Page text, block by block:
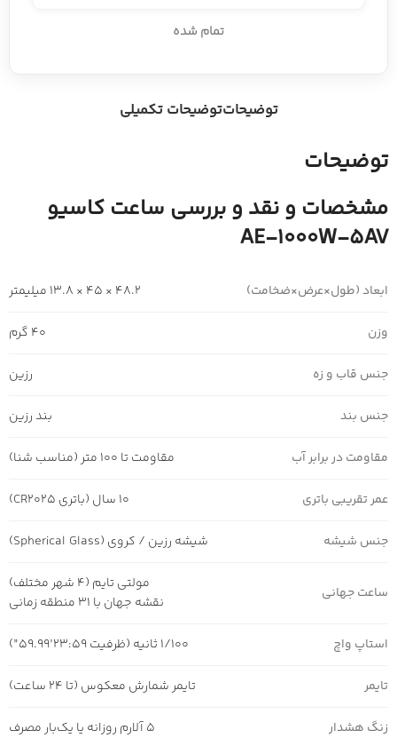
تمام شده
توضیحاتتوضیحات تکمیلی
توضیحات
مشخصات و نقد و بررسی ساعت کاسیو
AE-1000W-5AV
ابعاد (طول×عرض×ضخامت) 48.2 × 45 × 13.8 میلیمتر
وزن 40 گرم
جنس قاب و زه رزین
جنس بند بند رزین
مقاومت در برابر آب مقاومت تا 100 متر (مناسب شنا)
عمر تقریبی باتری 10 سال (باتری CR2025)
جنس شیشه شیشه رزین / کروی (Spherical Glass)
ساعت جهانی
مولتی تایم (4 شهر مختلف)
نقشه جهان با 31 منطقه زمانی
استاپ واچ
تایمر تایمر شمارش معکوس (تا 24 ساعت)
زنگ هشدار 5 آلارم روزانه یا یک‌بار مصرف